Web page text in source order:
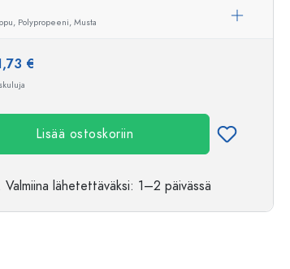
Esimerkillinen edustus
Polypropeeni, Musta
€
Lisää ostoskoriin
Valmiina lähetettäväksi: 1–2 päivässä